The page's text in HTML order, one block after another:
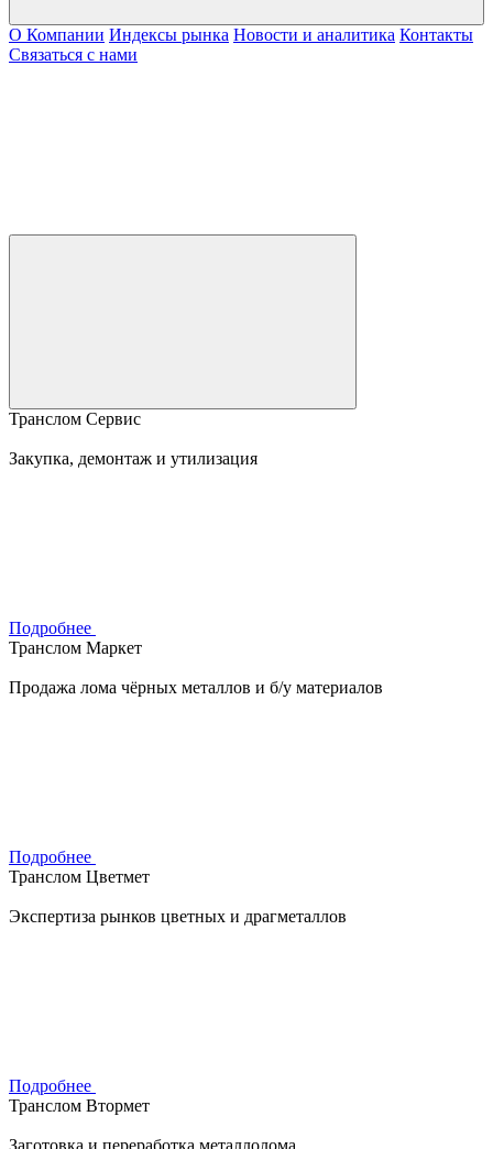
О Компании Индексы рынка Новости и аналитика Контакты
Связаться с нами
Транслом Сервис
Закупка, демонтаж и утилизация
Подробнее
Транслом Маркет
Продажа лома чёрных металлов и б/у материалов
Подробнее
Транслом Цветмет
Экспертиза рынков цветных и драгметаллов
Подробнее
Транслом Втормет
Заготовка и переработка металлолома